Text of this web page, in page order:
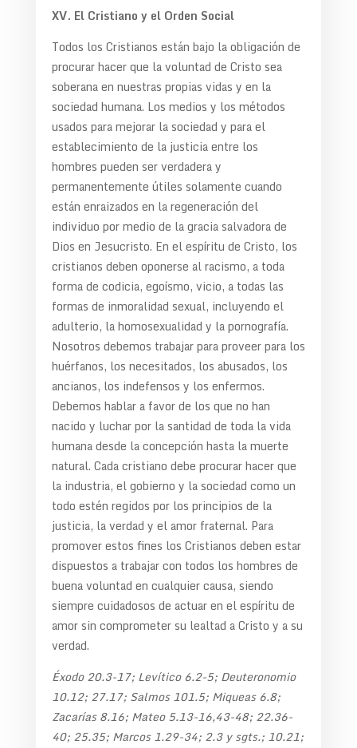
XV. El Cristiano y el Orden Social
Todos los Cristianos están bajo la obligación de
procurar hacer que la voluntad de Cristo sea
soberana en nuestras propias vidas y en la
sociedad humana. Los medios y los métodos
usados para mejorar la sociedad y para el
establecimiento de la justicia entre los
hombres pueden ser verdadera y
permanentemente útiles solamente cuando
están enraizados en la regeneración del
individuo por medio de la gracia salvadora de
Dios en Jesucristo. En el espíritu de Cristo, los
cristianos deben oponerse al racismo, a toda
forma de codicia, egoísmo, vicio, a todas las
formas de inmoralidad sexual, incluyendo el
adulterio, la homosexualidad y la pornografía.
Nosotros debemos trabajar para proveer para los
huérfanos, los necesitados, los abusados, los
ancianos, los indefensos y los enfermos.
Debemos hablar a favor de los que no han
nacido y luchar por la santidad de toda la vida
humana desde la concepción hasta la muerte
natural. Cada cristiano debe procurar hacer que
la industria, el gobierno y la sociedad como un
todo estén regidos por los principios de la
justicia, la verdad y el amor fraternal. Para
promover estos fines los Cristianos deben estar
dispuestos a trabajar con todos los hombres de
buena voluntad en cualquier causa, siendo
siempre cuidadosos de actuar en el espíritu de
amor sin comprometer su lealtad a Cristo y a su
verdad.
Éxodo 20.3-17; Levítico 6.2-5; Deuteronomio
10.12; 27.17; Salmos 101.5; Miqueas 6.8;
Zacarías 8.16; Mateo 5.13-16,43-48; 22.36-
40; 25.35; Marcos 1.29-34; 2.3 y sgts.; 10.21;